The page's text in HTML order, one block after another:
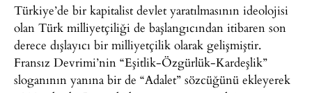
Türkiye’de bir kapitalist devlet yaratılmasının ideolojisi
olan Türk milliyetçiliği de başlangıcından itibaren son
derece dışlayıcı bir milliyetçilik olarak gelişmiştir.
Fransız Devrimi’nin “Eşitlik-Özgürlük-Kardeşlik”
sloganının yanına bir de “Adalet” sözcüğünü ekleyerek